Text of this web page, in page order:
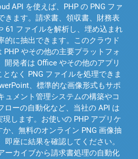
API を使えば、PHP の PNG ファ
きます。請求書、領収書、財務表
61 ファイルを解析し、埋め込まれ
的に抽出できます。このクラウド
PHP やその他の主要プラットフォ
開発者は Office やその他のアプリ
なく PNG ファイルを処理できま
、標準的な画像形式もサポ
ュメント管理システムの構築やコ
ローの自動化など、当社の API は
します。お使いの PHP アプリケ
、無料のオンライン PNG 画像抽
即座に結果を確認してください。
ーカイブから請求書処理の自動化